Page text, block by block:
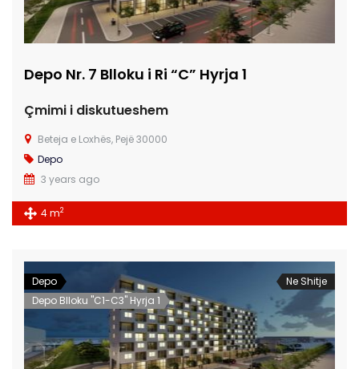
Depo Nr. 7 Blloku i Ri “C” Hyrja 1
Çmimi i diskutueshem
Beteja e Loxhës, Pejë 30000
Depo
3 years ago
4 m2
Depo
Depo Blloku "C1-C3" Hyrja 1
Ne Shitje